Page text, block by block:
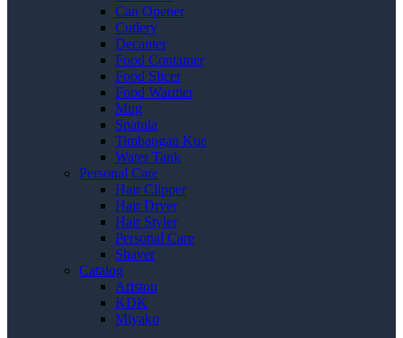
Can Opener
Cutlery
Decanter
Food Container
Food Slicer
Food Warmer
Mug
Spatula
Timbangan Kue
Water Tank
Personal Care
Hair Clipper
Hair Dryer
Hair Styler
Personal Care
Shaver
Catalog
Ariston
KDK
Miyako